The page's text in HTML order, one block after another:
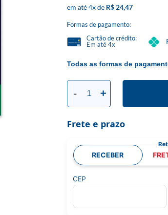
4x R$ 24,47
Formas de pagamento:
Todas as formas de
Cartão de crédito:
Em até 4x
- +
Frete e prazo
RECEBER
CEP